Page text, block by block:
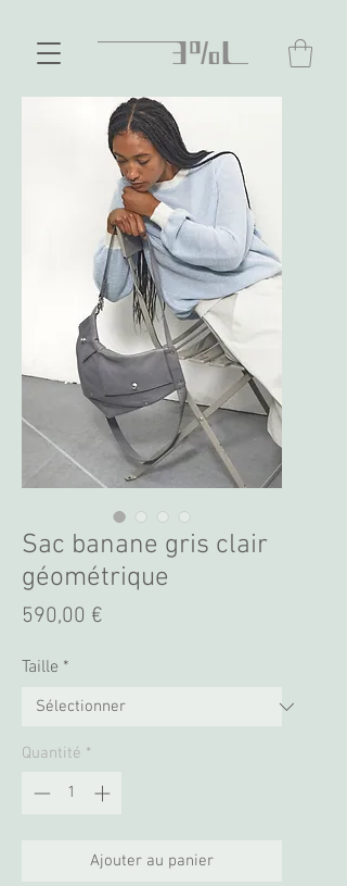
Sac banane gris clair
géométrique
590,00 €
Taille *
Quantité *
Ajouter au panier